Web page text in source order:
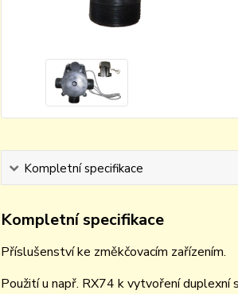
Kompletní specifikace
Kompletní specifikace
Příslušenství ke změkčovacím zařízením.
Použití u např. RX74 k vytvoření duplexní